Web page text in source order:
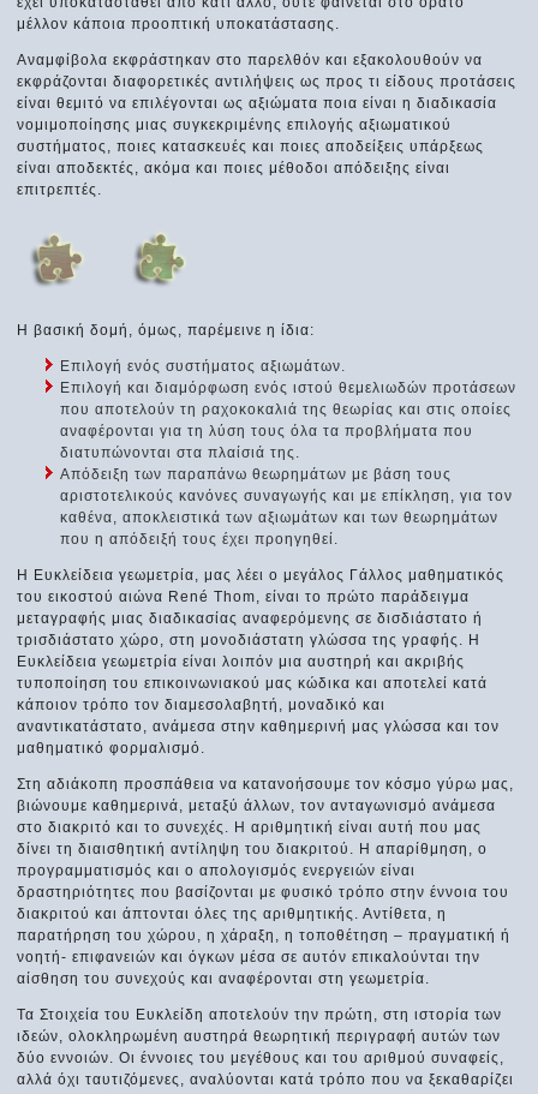
μέλλον κάποια προοπτική υποκατάστασης.
Αναμφίβολα εκφράστηκαν στο παρελθόν και εξακολουθούν να
εκφράζονται διαφορετικές αντιλήψεις ως προς τι είδους προτάσεις
είναι θεμιτό να επιλέγονται ως αξιώματα ποια είναι η διαδικασία
νομιμοποίησης μιας συγκεκριμένης επιλογής αξιωματικού
συστήματος, ποιες κατασκευές και ποιες αποδείξεις υπάρξεως
είναι αποδεκτές, ακόμα και ποιες μέθοδοι απόδειξης είναι
επιτρεπτές.
Η βασική δομή, όμως, παρέμεινε η ίδια:
Επιλογή ενός συστήματος αξιωμάτων.
Επιλογή και διαμόρφωση ενός ιστού θεμελιωδών προτάσεων
που αποτελούν τη ραχοκοκαλιά της θεωρίας και στις οποίες
αναφέρονται για τη λύση τους όλα τα προβλήματα που
διατυπώνονται στα πλαίσιά της.
Απόδειξη των παραπάνω θεωρημάτων με βάση τους
αριστοτελικούς κανόνες συναγωγής και με επίκληση, για τον
καθένα, αποκλειστικά των αξιωμάτων και των θεωρημάτων
που η απόδειξή τους έχει προηγηθεί.
Η Ευκλείδεια γεωμετρία, μας λέει ο μεγάλος Γάλλος μαθηματικός
του εικοστού αιώνα René Thom, είναι το πρώτο παράδειγμα
μεταγραφής μιας διαδικασίας αναφερόμενης σε δισδιάστατο ή
τρισδιάστατο χώρο, στη μονοδιάστατη γλώσσα της γραφής. Η
Ευκλείδεια γεωμετρία είναι λοιπόν μια αυστηρή και ακριβής
τυποποίηση του επικοινωνιακού μας κώδικα και αποτελεί κατά
κάποιον τρόπο τον διαμεσολαβητή, μοναδικό και
αναντικατάστατο, ανάμεσα στην καθημερινή μας γλώσσα και τον
μαθηματικό φορμαλισμό.
Στη αδιάκοπη προσπάθεια να κατανοήσουμε τον κόσμο γύρω μας,
βιώνουμε καθημερινά, μεταξύ άλλων, τον ανταγωνισμό ανάμεσα
στο διακριτό και το συνεχές. Η αριθμητική είναι αυτή που μας
δίνει τη διαισθητική αντίληψη του διακριτού. Η απαρίθμηση, ο
προγραμματισμός και ο απολογισμός ενεργειών είναι
δραστηριότητες που βασίζονται με φυσικό τρόπο στην έννοια του
διακριτού και άπτονται όλες της αριθμητικής. Αντίθετα, η
παρατήρηση του χώρου, η χάραξη, η τοποθέτηση – πραγματική ή
νοητή- επιφανειών και όγκων μέσα σε αυτόν επικαλούνται την
αίσθηση του συνεχούς και αναφέρονται στη γεωμετρία.
Τα Στοιχεία του Ευκλείδη αποτελούν την πρώτη, στη ιστορία των
ιδεών, ολοκληρωμένη αυστηρά θεωρητική περιγραφή αυτών των
δύο εννοιών. Οι έννοιες του μεγέθους και του αριθμού συναφείς,
αλλά όχι ταυτιζόμενες, αναλύονται κατά τρόπο που να ξεκαθαρίζει